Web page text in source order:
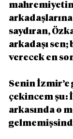
saydıran,
arkadaşı sen;
verecek en
Senin
çekincem şu:
arkasında o